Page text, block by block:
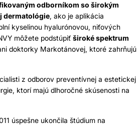
odborníkom so širokým
dermatológie, ako je aplikácia
kyselinou hyalurónovou, niťových
môžete podstúpiť široké spektrum
doktorky Markotánovej, ktoré zahrňujú
z odborov preventívnej a estetickej
ktorí majú dlhoročné skúsenosti na
úspešne ukončila štúdium na